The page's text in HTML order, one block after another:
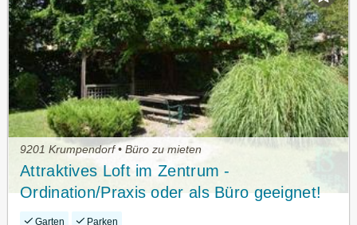
9201 Krumpendorf • Büro zu mieten
Attraktives Loft im Zentrum -
Ordination/Praxis oder als Büro geeignet!
Garten Parken